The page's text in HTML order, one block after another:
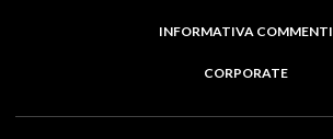
INFORMATIVA COMMENTI
CORPORATE